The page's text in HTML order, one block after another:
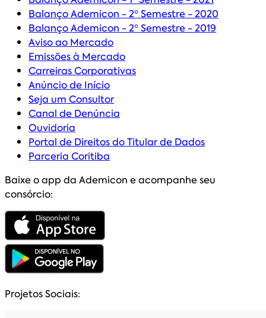
Balanço Ademicon - 2º Semestre - 2020
Balanço Ademicon - 2º Semestre - 2019
Aviso ao Mercado
Emissões à Mercado
Carreiras Corporativas
Anúncio de Início
Seja um Consultor
Canal de Denúncia
Ouvidoria
Portal de Direitos do Titular de Dados
Parceria Coritiba
Baixe o app da Ademicon e acompanhe seu
consórcio:
Projetos Sociais: